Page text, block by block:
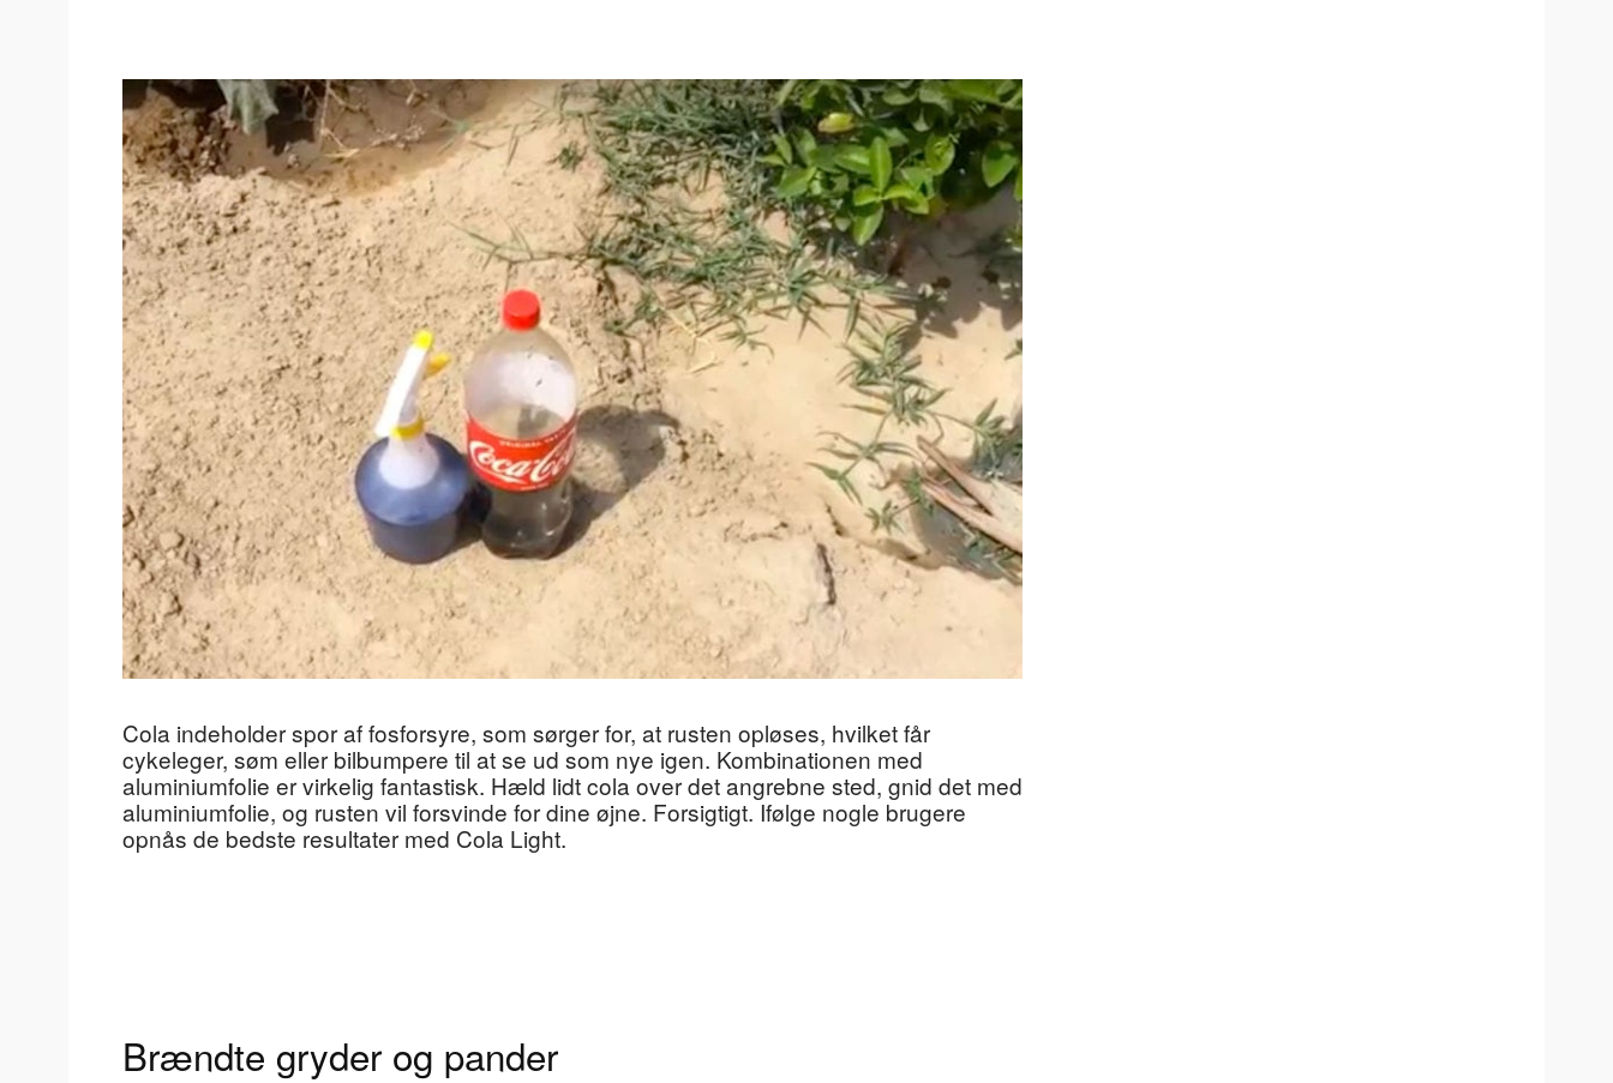
Cola indeholder spor af fosforsyre, som sørger for, at rusten opløses, hvilket får
cykeleger, søm eller bilbumpere til at se ud som nye igen. Kombinationen med
aluminiumfolie er virkelig fantastisk. Hæld lidt cola over det angrebne sted, gnid det med
aluminiumfolie, og rusten vil forsvinde for dine øjne. Forsigtigt. Ifølge nogle brugere
opnås de bedste resultater med Cola Light.
Brændte gryder og pander